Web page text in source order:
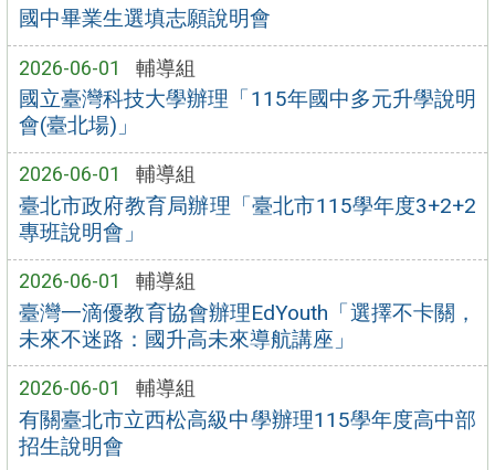
國中畢業生選填志願說明會
2026-06-01 輔導組
國立臺灣科技大學辦理「115年國中多元升學說明
會(臺北場)」
2026-06-01 輔導組
臺北市政府教育局辦理「臺北市115學年度3+2+2
專班說明會」
2026-06-01 輔導組
臺灣一滴優教育協會辦理EdYouth「選擇不卡關，
未來不迷路：國升高未來導航講座」
2026-06-01 輔導組
有關臺北市立西松高級中學辦理115學年度高中部
招生說明會